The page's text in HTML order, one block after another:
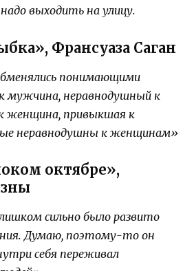
выходить на улицу.
Франсуаза Саган
понимающими
мужчина, неравнодушный к
женщина, привыкшая к
неравнодушны к женщинам»
октябре»,
сильно было развито
Думаю, поэтому-то он
себя переживал